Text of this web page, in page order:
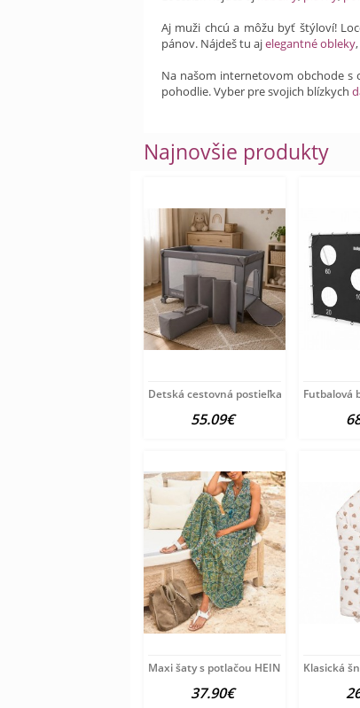
Aj muži chcú a môžu byť štýloví!
pánov. Nájdeš tu ajelegantné obleky,
Na našom internetovom obchode s
pohodlie. Vyber pre svojich blízkych
Najnovšie produkty
Detská cestovná postieľka Milly Mally
55.09€
Futbalová
Maxi šaty s potlačou HEINE, modro-
37.90€
Klasická